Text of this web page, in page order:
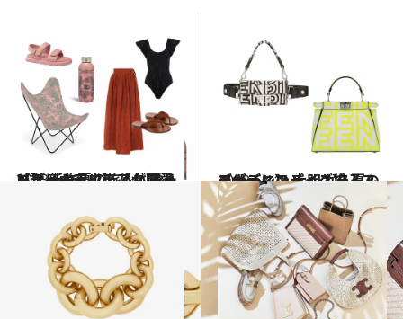
2023.6.10
【ディオール】【クロエ】 新作夏の旅へと誘うリゾートアイテム＆ モードなビーチウェアが可愛い！
ファッション 2023.6.11
【ヴァレンティノ】【フェンディ】 大胆カラー＆デザインのバッグで 夏のコーデにスパイス投入！
ファッション